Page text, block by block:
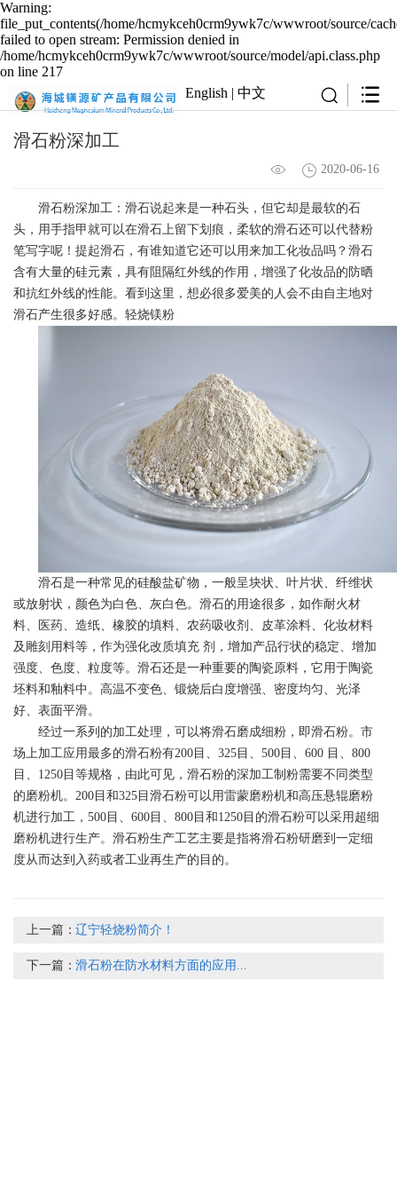
Warning:
file_put_contents(/home/hcmykceh0crm9ywk7c/wwwroot/source/
failed to open stream: Permission denied in
/home/hcmykceh0crm9ywk7c/wwwroot/source/model/api.class.php
on line 217
English |中文
滑石粉深加工
2020-06-16
滑石粉深加工：滑石说起来是一种石头，但它却是最软的石
头，用手指甲就可以在滑石上留下划痕，柔软的滑石还可以代替粉
笔写字呢！提起滑石，有谁知道它还可以用来加工化妆品吗？滑石
含有大量的硅元素，具有阻隔红外线的作用，增强了化妆品的防晒
和抗红外线的性能。看到这里，想必很多爱美的人会不由自主地对
滑石产生很多好感。轻烧镁粉
滑石是一种常见的硅酸盐矿物，一般呈块状、叶片状、纤维状
或放射状，颜色为白色、灰白色。滑石的用途很多，如作耐火材
料、医药、造纸、橡胶的填料、农药吸收剂、皮革涂料、化妆材料
及雕刻用料等，作为强化改质填充 剂，增加产品行状的稳定、增加
强度、色度、粒度等。滑石还是一种重要的陶瓷原料，它用于陶瓷
坯料和釉料中。高温不变色、锻烧后白度增强、密度均匀、光泽
好、表面平滑。
经过一系列的加工处理，可以将滑石磨成细粉，即滑石粉。市
场上加工应用最多的滑石粉有200目、325目、500目、600 目、800
目、1250目等规格，由此可见，滑石粉的深加工制粉需要不同类型
的磨粉机。200目和325目滑石粉可以用雷蒙磨粉机和高压悬辊磨粉
机进行加工，500目、600目、800目和1250目的滑石粉可以采用超细
磨粉机进行生产。滑石粉生产工艺主要是指将滑石粉研磨到一定细
度从而达到入药或者工业再生产的目的。
上一篇：辽宁轻烧粉简介！
下一篇：滑石粉在防水材料方面的应用...